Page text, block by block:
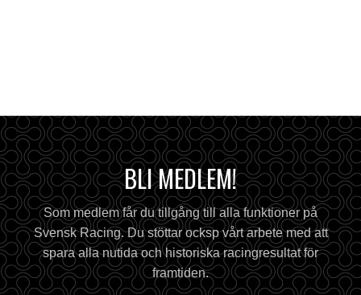
BLI MEDLEM!
Som medlem får du tillgång till alla funktioner på
Svensk Racing. Du stöttar ocksp vårt arbete med att
spara alla nutida och historiska racingresultat för
framtiden.